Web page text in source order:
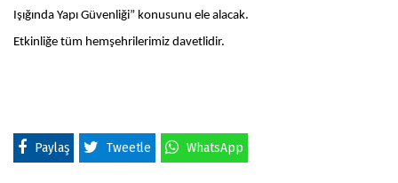
Işığında Yapı Güvenliği” konusunu ele alacak.
Etkinliğe tüm hemşehrilerimiz davetlidir.
Paylaş Tweetle WhatsApp